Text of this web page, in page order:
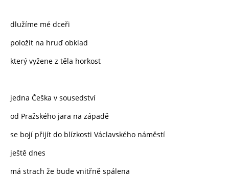
dlužíme mé dceři
položit na hruď obklad
který vyžene z těla horkost
jedna Češka v sousedství
od Pražského jara na západě
se bojí přijít do blízkosti Václavského náměstí
ještě dnes
má strach že bude vnitřně spálena